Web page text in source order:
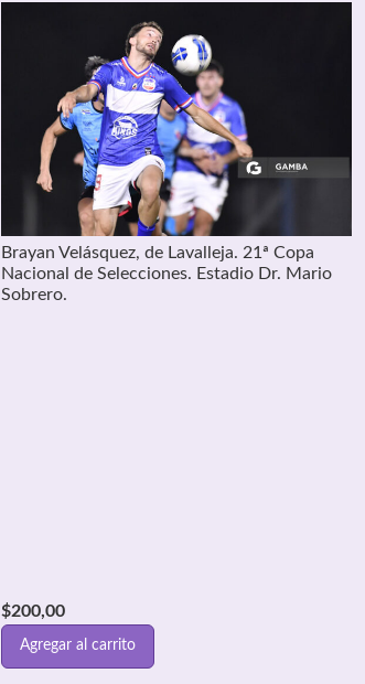
Brayan Velásquez, de Lavalleja. 21ª Copa
Nacional de Selecciones. Estadio Dr. Mario
Sobrero.
$200,00
Agregar al carrito